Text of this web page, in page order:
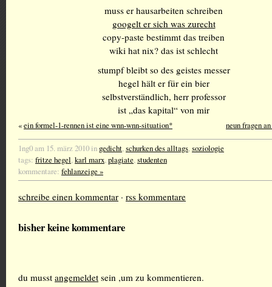
muss er hausarbeiten schreiben
googelt er sich was zurecht
copy-paste bestimmt das treiben
wiki hat nix? das ist schlecht
stumpf bleibt so des geistes messer
hegel hält er für ein bier
selbstverständlich, herr professor
ist „das kapital“ von mir
«ein formel-1-rennen ist eine wnn-wnn-situation* neun fragen
1ng0 am 15. märz 2010 in gedicht,schurken des alltags,soziologie
tags: fritze hegel,karl marx,plagiate,studenten
kommentare: fehlanzeige »
schreibe einen kommentar · rss kommentare
bisher keine kommentare
du musst angemeldet sein ,um zu kommentieren.